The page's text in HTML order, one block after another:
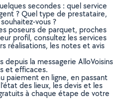
secondes : quel service
? Quel type de prestataire,
vous ?
poseurs de parquet, proches
profil, consultez les services
réalisations, les notes et avis
depuis la messagerie AlloVoisins
et efficaces.
paiement en ligne, en passant
des lieux, les devis et les
à chaque étape de votre